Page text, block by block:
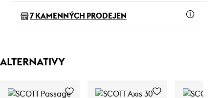
7 KAMENNÝCH PRODEJEN
ALTERNATIVY